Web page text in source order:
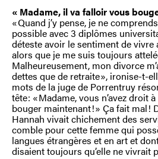
« Madame, il va falloir vous
« Quand j’y pense, je ne
possible avec 3 diplômes
déteste avoir le sentiment de vivre
alors que je me suis toujours
Malheureusement, mon divorce
dettes que de retraite », ironise-t-
mots de la juge de Porrentruy
tête : « Madame, vous n’avez droit
bouger maintenant ! » Ça fait mal !
Hannah vivait chichement des
comble pour cette femme qui
langues étrangères et en art et
disaient toujours qu’elle ne vivrait